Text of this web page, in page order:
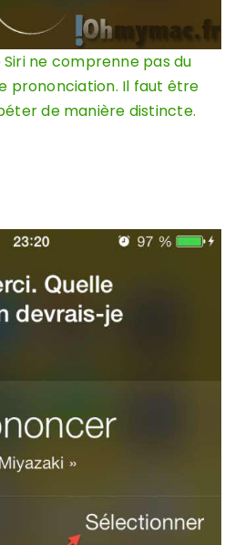
ne comprenne pas du
prononciation. Il faut être
de manière distincte.